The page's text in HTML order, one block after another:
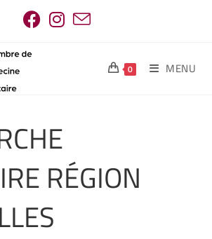
0 MENU
RÉGION